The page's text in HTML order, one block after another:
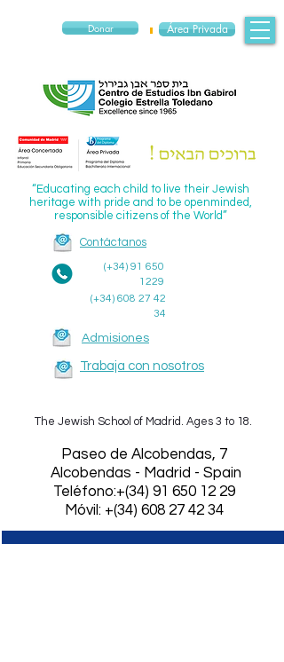
Donar Área Privada
The Jewish School of Madrid. Ages 3 to 18.
(+34) 91 650
1229
(+34) 608 27 42
34
Admisiones
“Educating each child to live their Jewish
heritage with pride and to be openminded,
responsible citizens of the World”
Trabaja con nosotros
Contáctanos
​Paseo de Alcobendas, 7
Alcobendas - Madrid - Spain
Teléfono:+(34) 91 650 12 29
Móvil: +(34) 608 27 42 34